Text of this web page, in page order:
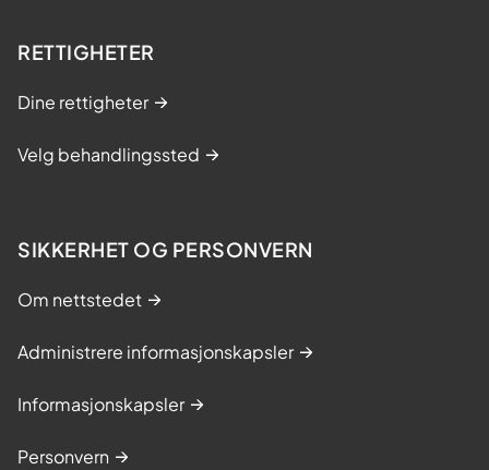
RETTIGHETER
Dine rettigheter
Velg behandlingssted
SIKKERHET OG PERSONVERN
Om nettstedet
Administrere informasjonskapsler
Informasjonskapsler
Personvern